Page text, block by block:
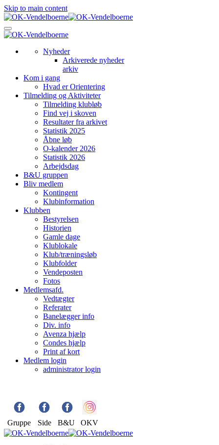
Skip to main content
Nyheder
Arkiverede nyheder
arkiv
Kom i gang
Hvad er Orientering
Tilmelding og Aktiviteter
Tilmelding klubløb
Find vej i skoven
Resultater fra arkivet
Statistik 2025
Åbne løb
O-kalender 2026
Statistik 2026
Arbejdsdag
B&U gruppen
Bliv medlem
Kontingent
Klubinformation
Klubben
Bestyrelsen
Historien
Gamle dage
Klublokale
Klub/træningsløb
Klubfolder
Vendeposten
Fotos
Medlemsafd.
Vedtægter
Referater
Banelægger info
Div. info
Avenza hjælp
Condes hjælp
Print af kort
Medlem login
administrator login
Gruppe Side B&U OKV